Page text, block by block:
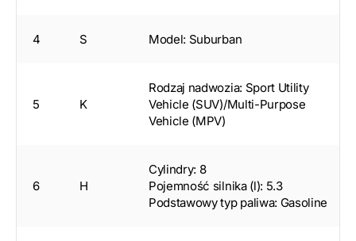
4 S Model: Suburban
5 K
Rodzaj nadwozia: Sport Utility
Vehicle (SUV)/Multi-Purpose
Vehicle (MPV)
6 H
Cylindry: 8
Pojemność silnika (l): 5.3
Podstawowy typ paliwa: Gasoline